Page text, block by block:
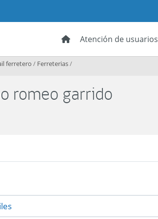
Atención de usuarios
ferretero / Ferreterias/
romeo garrido